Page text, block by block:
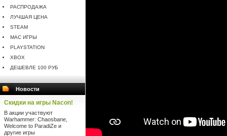
РАСПРОДАЖА
ЛУЧШАЯ ЦЕНА
STEAM
MAC ИГРЫ
PLAYSTATION
XBOX
ДЕШЕВЛЕ 100 РУБ
Новости
Скидки на игры Nacon!
В акции участвуют
Warhammer: Chaosbane,
Welcome to ParadiZe и
другие игры